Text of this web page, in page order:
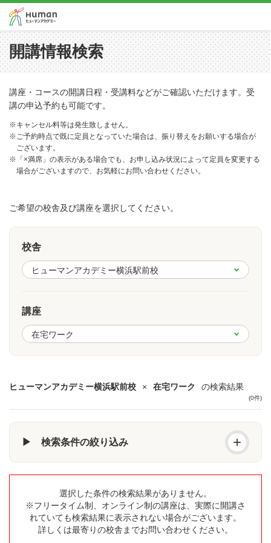
開講情報検索
講座・コースの開講日程・受講料などがご確認いただけます。受
講の申込予約も可能です。
※キャンセル料等は発生致しません。
※ご予約時点で既に定員となっていた場合は、振り替えをお願いする場合が
ございます。
※「×満席」の表示がある場合でも、お申し込み状況によって定員を変更する
場合がございますので、お気軽にお問い合わせください。
ご希望の校舎及び講座を選択してください。
校舎
講座
ヒューマンアカデミー横浜駅前校 × 在宅ワーク の検索結果
(0件)
▶ 検索条件の絞り込み +
選択した条件の検索結果がありません。
※フリータイム制、オンライン制の講座は、実際に開講さ
れていても検索結果に表示されない場合がございます。
詳しくは最寄りの校舎までお問い合わせください。